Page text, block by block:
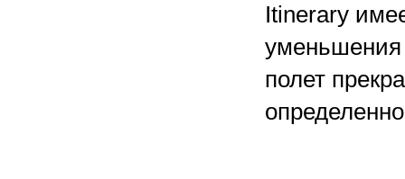
Itinerary
уменьшения
полет